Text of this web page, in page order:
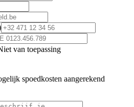
van toepassing
spoedkosten aangerekend